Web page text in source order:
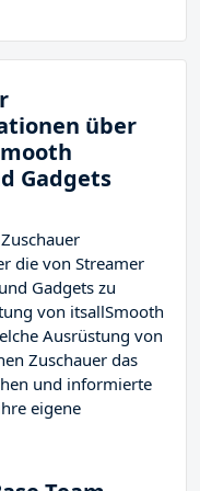
über
Gadgets
die von Streamer
Gadgets zu
von itsallSmooth
Ausrüstung von
Zuschauer das
und informierte
eigene